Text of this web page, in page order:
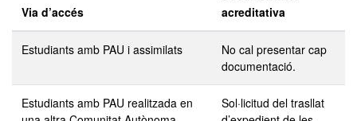
Via d’accés
acreditativa
Estudiants amb PAU i assimilats
No cal presentar cap
documentació.
Estudiants amb PAU realitzada en
Sol·licitud del trasllat